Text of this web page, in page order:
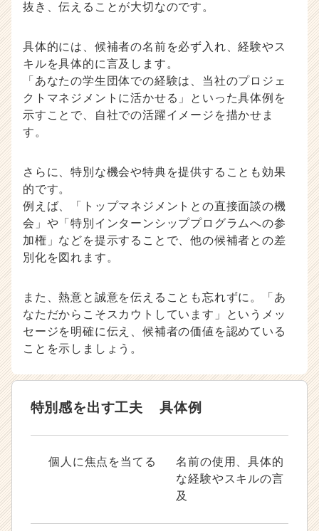
抜き、伝えることが大切なのです。
具体的には、候補者の名前を必ず入れ、経験やス
キルを具体的に言及します。
「あなたの学生団体での経験は、当社のプロジェ
クトマネジメントに活かせる」といった具体例を
示すことで、自社での活躍イメージを描かせま
す。
さらに、特別な機会や特典を提供することも効果
的です。
例えば、「トップマネジメントとの直接面談の機
会」や「特別インターンシッププログラムへの参
加権」などを提示することで、他の候補者との差
別化を図れます。
また、熱意と誠意を伝えることも忘れずに。「あ
なただからこそスカウトしています」というメッ
セージを明確に伝え、候補者の価値を認めている
ことを示しましょう。
特別感を出す工夫 具体例
個人に焦点を当てる
名前の使用、具体的
な経験やスキルの言
及